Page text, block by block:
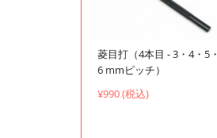
菱目打（4本目 - 3・4・5・
6 mmピッチ）
¥990 (税込)